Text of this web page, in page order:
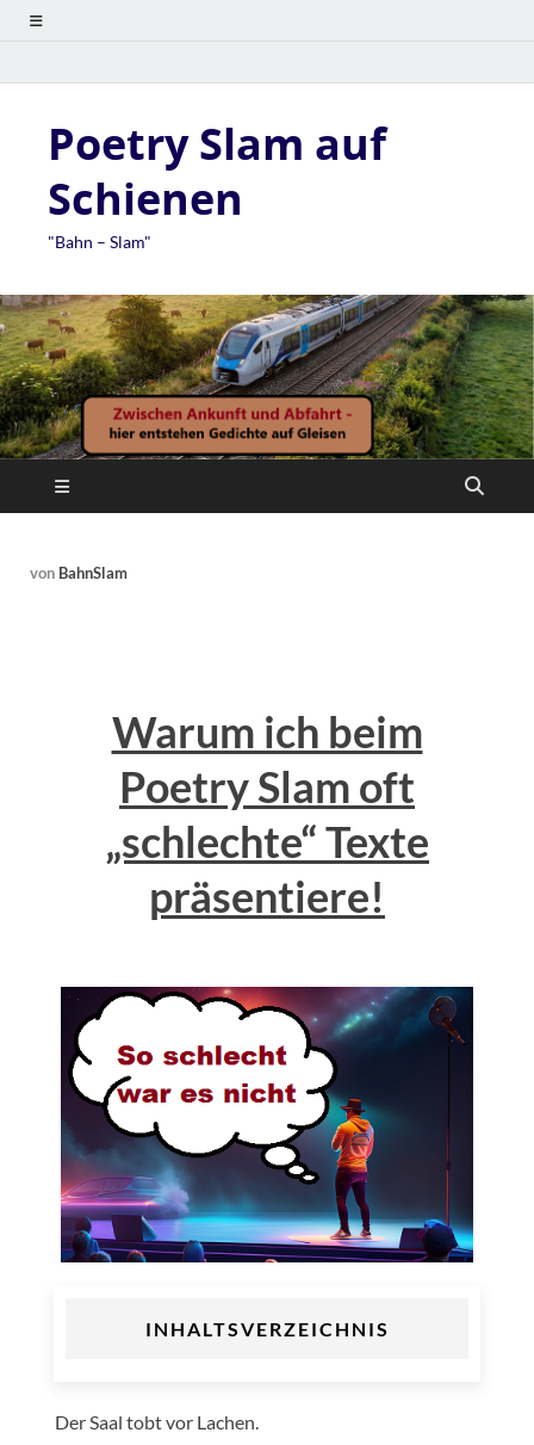
Poetry Slam auf
Schienen
"Bahn – Slam"
von BahnSlam
Warum ich beim
Poetry Slam oft
„schlechte“ Texte
präsentiere!
INHALTSVERZEICHNIS
Der Saal tobt vor Lachen.